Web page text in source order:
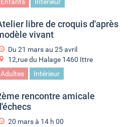
Enfants
Intérieur
libre de croquis d'après
vivant
Du 21 mars au 25 avril
12,rue du Halage 1460 Ittre
Adultes
Intérieur
rencontre amicale
20 mars à 14 h 00